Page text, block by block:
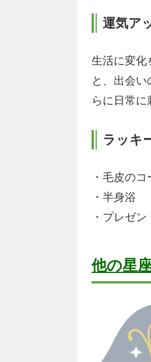
運気ア
生活に変化
と、出会
らに日常に
ラッキ
・毛皮のコ
・半身浴
・プレゼ
他の星